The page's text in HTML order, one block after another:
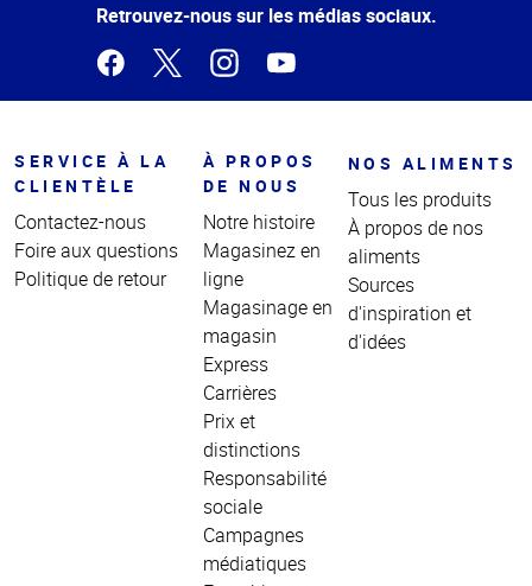
Retrouvez-nous sur les médias sociaux.
SERVICE À LA
CLIENTÈLE
Contactez-nous
Foire aux questions
Politique de retour
À PROPOS
DE NOUS
Notre histoire
Magasinez en
ligne
Magasinage en
magasin
Express
Carrières
Prix et
distinctions
Responsabilité
sociale
Campagnes
médiatiques
NOS ALIMENTS
Tous les produits
À propos de nos
aliments
Sources
d'inspiration et
d'idées